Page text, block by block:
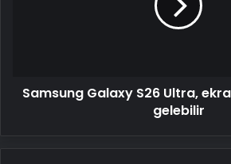
Samsung Galaxy S26 Ultra,
gelebilir